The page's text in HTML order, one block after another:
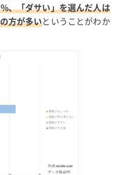
、「ダサい」を選んだ人は
方が多いということがわか